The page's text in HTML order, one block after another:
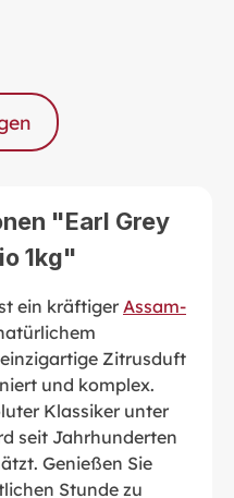
"Earl Grey
1kg"
ein kräftiger Assam-
Zitrusduft
und komplex.
Klassiker unter
seit Jahrhunderten
Genießen Sie
Stunde zu